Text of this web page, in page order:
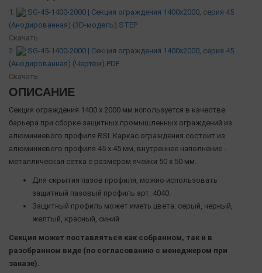
1.
SG-45-1400-2000 | Секция ограждения 1400х2000, серия 45
(Анодированная) (3D-модель).STEP
Скачать
2.
SG-45-1400-2000 | Секция ограждения 1400х2000, серия 45
(Анодированная) (Чертёж).PDF
Скачать
ОПИСАНИЕ
Секция ограждения 1400 х 2000 мм используется в качестве
барьера при сборке защитных промышленных ограждений из
алюминиевого профиля RSI. Каркас ограждения состоит из
алюминиевого профиля 45 х 45 мм, внутреннее наполнение -
металлическая сетка с размером ячейки 50 х 50 мм.
Для скрытия пазов профиля, можно использовать
защитный пазовый профиль арт. 4040.
Защитный профиль может иметь цвета: серый, черный,
желтый, красный, синий.
Секция может поставляться как собранном, так и в
разобранном виде (по согласованию с менеджером при
заказе).